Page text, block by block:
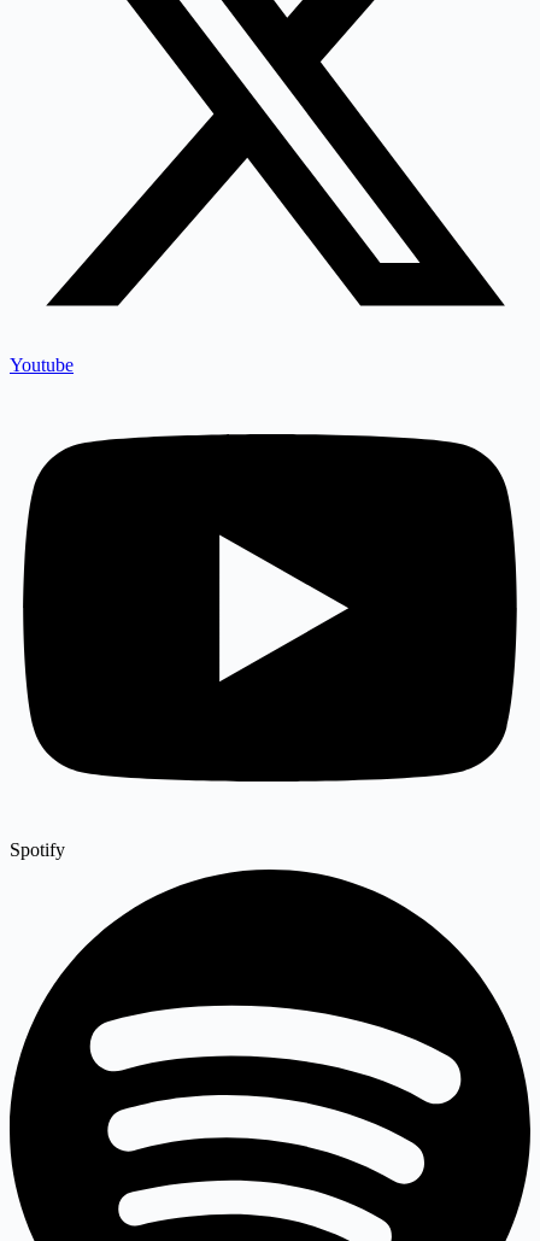
Youtube
Spotify